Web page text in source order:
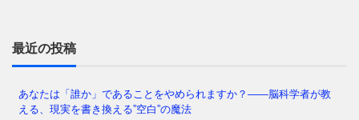
あなたの職場、実は「腐りかけ」かもしれません 冷
最近の投稿
あなたは「誰か」であることをやめられますか？——脳科学者が教
える、現実を書き換える”空白”の魔法